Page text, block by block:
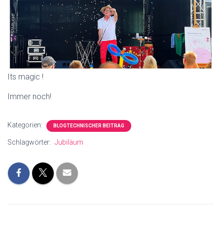
Its magic !
Immer noch!
Kategorien: BLOGTECHNISCHER BEITRAG
Schlagwörter: Jubiläum